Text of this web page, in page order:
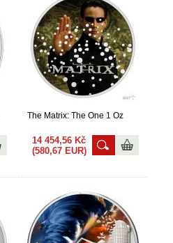
The Matrix: The One 1 Oz
14 454,56 Kč
(580,67 EUR)